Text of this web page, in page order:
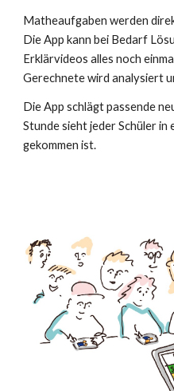
Matheaufgaben werden
Die App kann bei Bedarf
Erklärvideos alles noch
Gerechnete wird analysiert
Die App schlägt passende
Stunde sieht jeder Schüler
gekommen ist.